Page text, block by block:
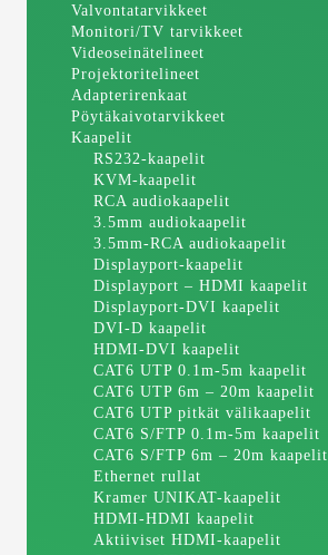
Valvontatarvikkeet
Monitori/TV tarvikkeet
Videoseinätelineet
Projektoritelineet
Adapterirenkaat
Pöytäkaivotarvikkeet
Kaapelit
RS232-kaapelit
KVM-kaapelit
RCA audiokaapelit
3.5mm audiokaapelit
3.5mm-RCA audiokaapelit
Displayport-kaapelit
Displayport – HDMI kaapelit
Displayport-DVI kaapelit
DVI-D kaapelit
HDMI-DVI kaapelit
CAT6 UTP 0.1m-5m kaapelit
CAT6 UTP 6m – 20m kaapelit
CAT6 UTP pitkät välikaapelit
CAT6 S/FTP 0.1m-5m kaapelit
CAT6 S/FTP 6m – 20m kaapelit
Ethernet rullat
Kramer UNIKAT-kaapelit
HDMI-HDMI kaapelit
Aktiiviset HDMI-kaapelit